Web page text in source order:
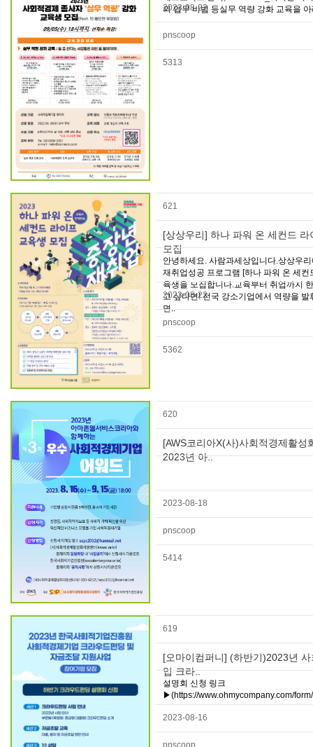
의 업무 비법 등실무 역량 강화 교육을
2023-08-22
pnscoop
5313
621
[상상우리] 하나 파워 온 세컨드 라
모집
안녕하세요. 사람과세상입니다.상상우
재취업성공 프로그램 [하나 파워 온 세컨
육생을 모집합니다.교육부터 취업까지
고 싶다면! 전국 강소기업에서 역량을 발
면..
2023-08-22
pnscoop
5362
620
[AWS코리아X(사)사회적경제활성
2023년 아..
2023-08-18
pnscoop
5414
619
[오마이컴퍼니] (하반기)2023년
업 크라..
설명회 신청 링크
▶(https://www.ohmycompany.com/
2023-08-16
pnscoop